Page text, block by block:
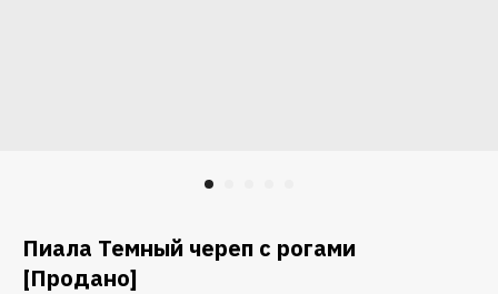
Пиала Темный череп с рогами
[Продано]